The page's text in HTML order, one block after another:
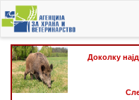
Skip
to
main
content
Доколку